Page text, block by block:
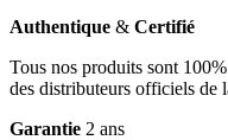
Authentique & Certifié
Tous nos produits sont
des distributeurs officiels de
Garantie 2 ans